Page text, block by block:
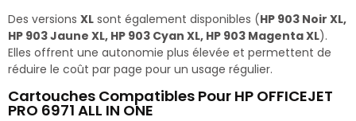
Des versions XL sont également disponibles (HP 903 Noir XL,
HP 903 Jaune XL, HP 903 Cyan XL, HP 903 Magenta XL).
Elles offrent une autonomie plus élevée et permettent de
réduire le coût par page pour un usage régulier.
Cartouches Compatibles Pour HP OFFICEJET
PRO 6971 ALL IN ONE